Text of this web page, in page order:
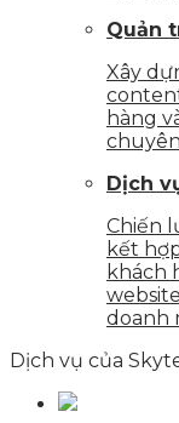
Quản
Xây
hàng
Dịch
Chiến
kết
khách
doanh
Dịch vụ của